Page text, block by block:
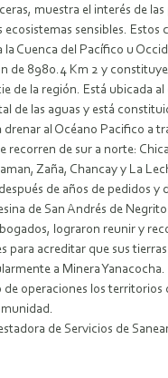
muestra el interés de
sensibles. Estos
la Cuenca del Pacífico u
de 8980.4 Km 2 y
de la región. Está ubicada al
de las aguas y está
drenar al Océano Pacifico a
recorren de sur a norte:
Zaña, Chancay y La
de años de pedidos y
de San Andrés de
lograron reunir y
para acreditar que sus
a Minera Yanacocha.
operaciones los territorios
de Servicios de